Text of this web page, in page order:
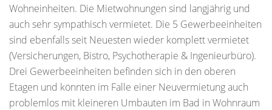
Wohneinheiten. Die Mietwohnungen sind langjährig und
auch sehr sympathisch vermietet. Die 5 Gewerbeeinheiten
sind ebenfalls seit Neuesten wieder komplett vermietet
(Versicherungen, Bistro, Psychotherapie & Ingenieurbüro).
Drei Gewerbeeinheiten befinden sich in den oberen
Etagen und könnten im Falle einer Neuvermietung auch
problemlos mit kleineren Umbauten im Bad in Wohnraum